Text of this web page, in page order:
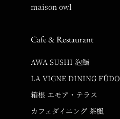
maison owl
Cafe & Restaurant
AWA SUSHI 泡鮨
LA VIGNE DINING FÛDO
箱根 エモア・テラス
カフェダイニング 茶楓